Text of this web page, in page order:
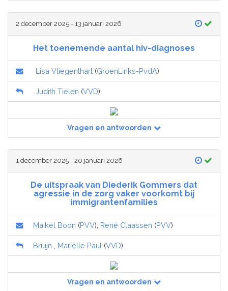
2 december 2025 - 13 januari 2026
Het toenemende aantal hiv-diagnoses
Lisa Vliegenthart (GroenLinks-PvdA)
Judith Tielen (VVD)
Vragen en antwoorden
1 december 2025 - 20 januari 2026
De uitspraak van Diederik Gommers dat
agressie in de zorg vaker voorkomt bij
immigrantenfamilies
Maikel Boon (PVV), René Claassen (PVV)
Bruijn Mariëlle Paul (VVD)
Vragen en antwoorden